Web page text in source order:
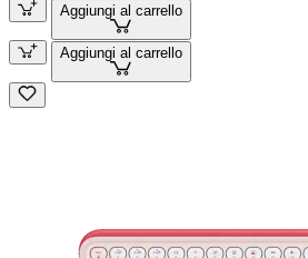
Aggiungi al carrello
Aggiungi al carrello